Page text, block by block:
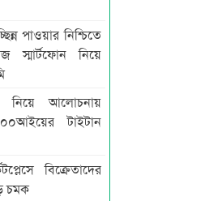
পাওয়ার নিশ্চিতে
স্মার্টফোন নিয়ে
নিয়ে আলোচনায়
টাইটান
বিক্রেতাদের
চমক